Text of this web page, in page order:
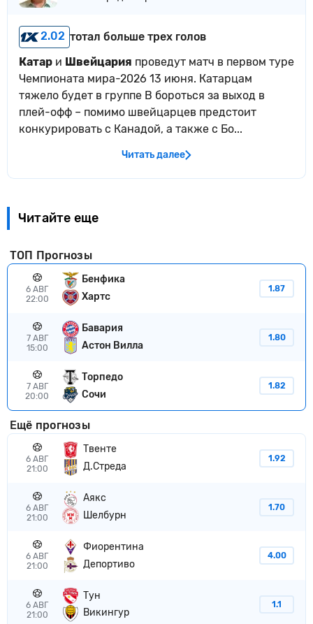
2.02 тотал больше трех голов
Катар и Швейцария проведут матч в первом туре
Чемпионата мира-2026 13 июня. Катарцам
тяжело будет в группе B бороться за выход в
плей-офф – помимо швейцарцев предстоит
конкурировать с Канадой, а также с Бо...
Читать далее
Читайте еще
ТОП Прогнозы
6 АВГ
22:00
Бенфика
Хартс
1.87
7 АВГ
15:00
Бавария
Астон Вилла
1.80
7 АВГ
20:00
Торпедо
Сочи
1.82
Ещё прогнозы
6 АВГ
21:00
Твенте
Д.Стреда
1.92
6 АВГ
21:00
Аякс
Шелбурн
1.70
6 АВГ
21:00
Фиорентина
Депортиво
4.00
6 АВГ
21:00
Тун
Викингур
1.1